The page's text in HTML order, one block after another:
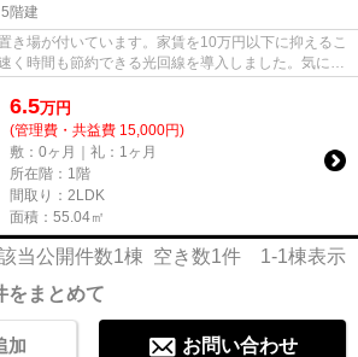
階建
き場が付いています。家賃を10万円以下に抑えるこ
く時間も節約できる光回線を導入しました。気にな
...
6.5万円
(管理費・共益費 15,000円)
敷：0ヶ月｜礼：1ヶ月
所在階：1階
間取り：2LDK
面積：55.04㎡
当公開件数1棟 空き数1件 1-1棟表示
をまとめて
お問い合わせ
加